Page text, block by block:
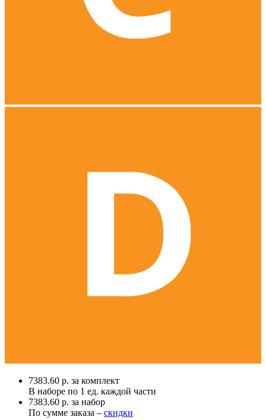
7383.60 р. за комплект
В наборе по 1 ед. каждой части
7383.60 р. за набор
По сумме заказа – скидки